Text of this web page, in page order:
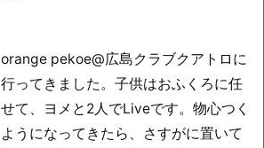
orange pekoe@広島クラブクアトロに
行ってきました。子供はおふくろに任
せて、ヨメと2人でLiveです。物心つく
ようになってきたら、さすがに置いて